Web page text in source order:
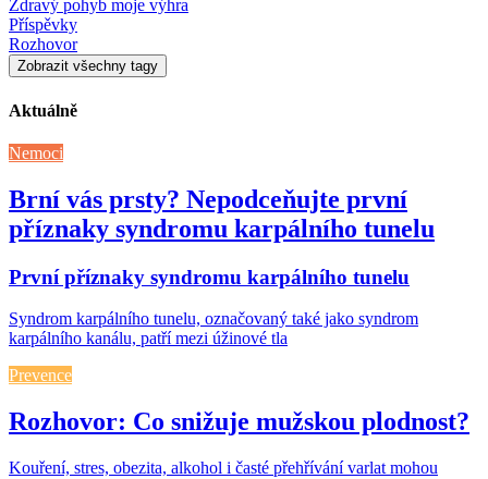
Zdravý pohyb moje výhra
Příspěvky
Rozhovor
Zobrazit všechny tagy
Aktuálně
Nemoci
Brní vás prsty? Nepodceňujte první
příznaky syndromu karpálního tunelu
První příznaky syndromu karpálního tunelu
Syndrom karpálního tunelu, označovaný také jako syndrom
karpálního kanálu, patří mezi úžinové tla
Prevence
Rozhovor: Co snižuje mužskou plodnost?
Kouření, stres, obezita, alkohol i časté přehřívání varlat mohou